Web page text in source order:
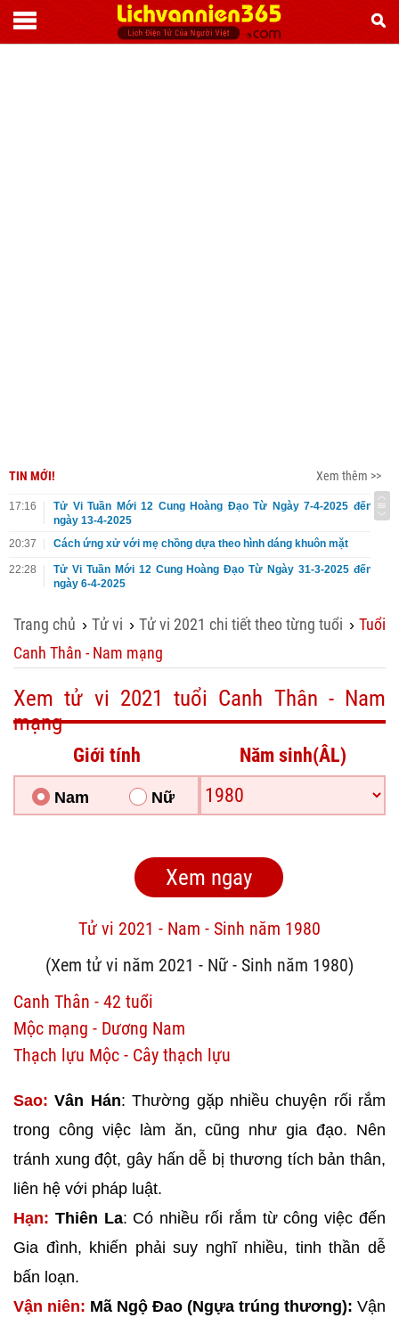
TIN MỚI! Xem thêm >>
17:16
Tử Vi Tuần Mới 12 Cung Hoàng Đạo Từ Ngày 7-4-2025 đến
ngày 13-4-2025
20:37
Cách ứng xử với mẹ chồng dựa theo hình dáng khuôn mặt
22:28
Tử Vi Tuần Mới 12 Cung Hoàng Đạo Từ Ngày 31-3-2025 đến
ngày 6-4-2025
Trang chủ › Tử vi › Tử vi 2021 chi tiết theo từng tuổi › Tuổi
Canh Thân - Nam mạng
Xem tử vi 2021 tuổi Canh Thân - Nam
mạng
Giới tính
Nam Nữ
Năm sinh(ÂL)
Tử vi 2021 - Nam - Sinh năm 1980
(Xem tử vi năm 2021 - Nữ - Sinh năm 1980)
Canh Thân - 42 tuổi
Mộc mạng - Dương Nam
Thạch lựu Mộc - Cây thạch lựu
Sao: Vân Hán: Thường gặp nhiều chuyện rối rắm
trong công việc làm ăn, cũng như gia đạo. Nên
tránh xung đột, gây hấn dễ bị thương tích bản thân,
liên hệ với pháp luật.
Hạn: Thiên La: Có nhiều rối rắm từ công việc đến
Gia đình, khiến phải suy nghĩ nhiều, tinh thần dễ
bấn loạn.
Vận niên: Mã Ngộ Đao (Ngựa trúng thương): Vận